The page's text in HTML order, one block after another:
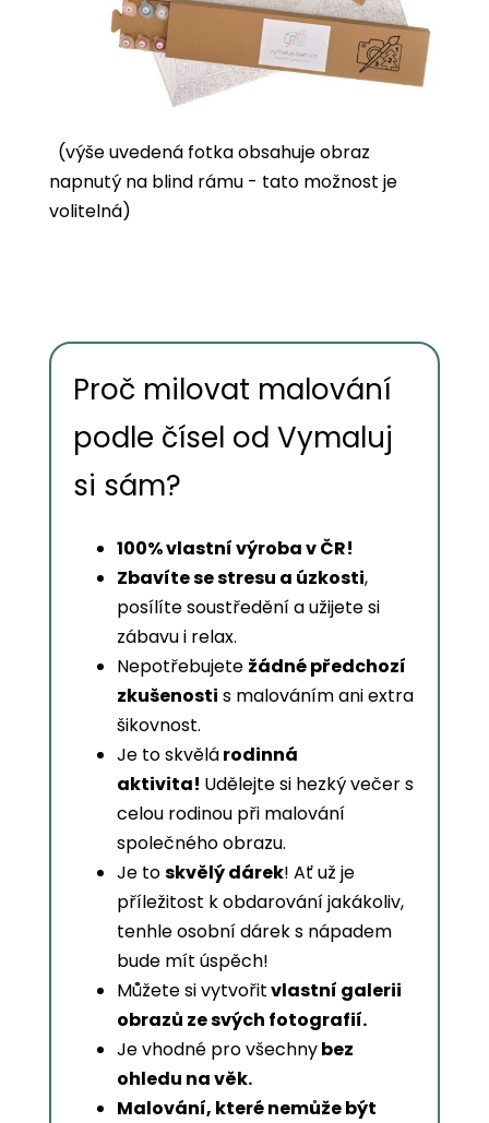
(výše uvedená fotka obsahuje obraz
napnutý na blind rámu - tato možnost je
volitelná)
Proč milovat malování
podle čísel od Vymaluj
si sám?
100% vlastní výroba v ČR!
Zbavíte se stresu a úzkosti,
posílíte soustředění a užijete si
zábavu i relax.
Nepotřebujete žádné předchozí
zkušenosti s malováním ani extra
šikovnost.
Je to skvělárodinná
aktivita! Udělejte si hezký večer s
celou rodinou při malování
společného obrazu.
Je toskvělý dárek! Ať už je
příležitost k obdarování jakákoliv,
tenhle osobní dárek s nápadem
bude mít úspěch!
Můžete si vytvořitvlastní galerii
obrazů ze svých fotografií.
Je vhodné pro všechnybez
ohledu na věk.
Malování, které nemůže být